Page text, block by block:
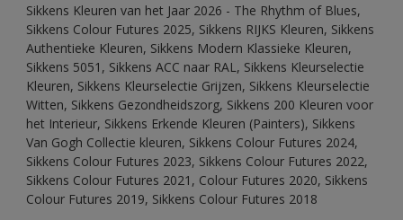
Sikkens Kleuren van het Jaar 2026 - The Rhythm of Blues,
Sikkens Colour Futures 2025, Sikkens RIJKS Kleuren, Sikkens
Authentieke Kleuren, Sikkens Modern Klassieke Kleuren,
Sikkens 5051, Sikkens ACC naar RAL, Sikkens Kleurselectie
Kleuren, Sikkens Kleurselectie Grijzen, Sikkens Kleurselectie
Witten, Sikkens Gezondheidszorg, Sikkens 200 Kleuren voor
het Interieur, Sikkens Erkende Kleuren (Painters), Sikkens
Van Gogh Collectie kleuren, Sikkens Colour Futures 2024,
Sikkens Colour Futures 2023, Sikkens Colour Futures 2022,
Sikkens Colour Futures 2021, Colour Futures 2020, Sikkens
Colour Futures 2019, Sikkens Colour Futures 2018